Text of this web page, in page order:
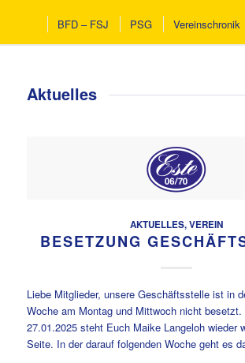
BFD – FSJ PSG Vereinschronik
Aktuelles
AKTUELLES,VEREIN
BESETZUNG
Liebe Mitglieder, unsere Geschäftsstelle ist in
Woche am Montag und Mittwoch nicht
27.01.2025 steht Euch Maike Langeloh wieder
Seite. In der darauf folgenden Woche geht es